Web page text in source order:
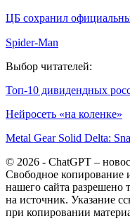
ЦБ сохранил
Spider-Man
Выбор читателей:
Топ-10 дивидендных
Нейросеть «на коленке»
Metal Gear Solid Delta:
© 2026 - ChatGPT –
Свободное копирование
нашего сайта разрешено
на источник. Указание
при копировании